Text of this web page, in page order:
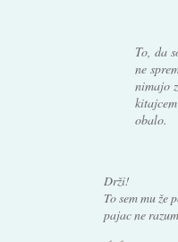
To, da
ne
nimajo
obalo.
Drži!
To sem mu že
pajac ne